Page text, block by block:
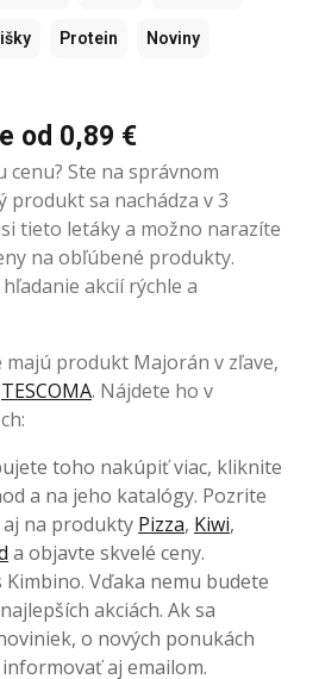
Protein Noviny
od 0,89 €
Ste na správnom
produkt sa nachádza v 3
tieto letáky a možno narazíte
na obľúbené produkty.
hľadanie akcií rýchle a
produkt Majorán v zľave,
TESCOMA. Nájdete ho v
toho nakúpiť viac, kliknite
a na jeho katalógy. Pozrite
na produkty Pizza, Kiwi,
a objavte skvelé ceny.
Vďaka nemu budete
akciách. Ak sa
o nových ponukách
aj emailom.